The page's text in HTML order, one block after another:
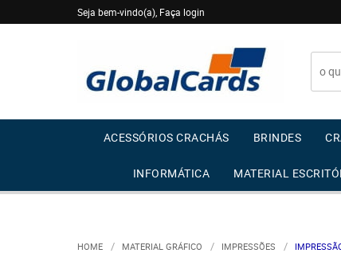
Seja bem-vindo(a), Faça login
ACESSÓRIOS CRACHÁS BRINDES
INFORMÁTICA MATERIAL
HOME MATERIAL GRÁFICO IMPRESSÕES